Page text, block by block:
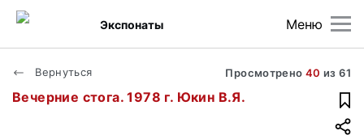
Меню
Экспонаты
Вернуться Просмотрено 40 из61
Вечерние стога. 1978 г. Юкин В.Я.